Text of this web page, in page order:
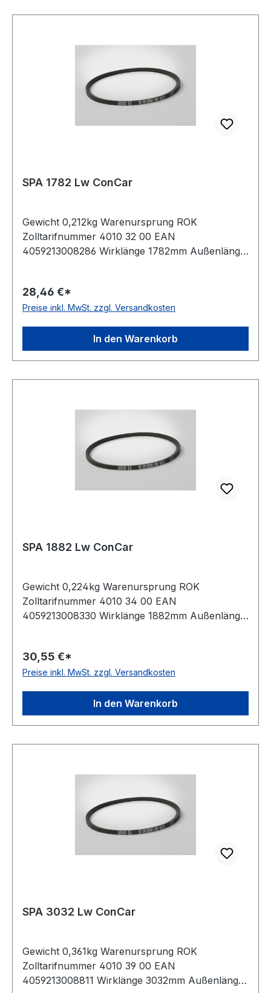
SPA 1782 Lw ConCar
Gewicht 0,212kg Warenursprung ROK
Zolltarifnummer 4010 32 00 EAN
4059213008286 Wirklänge 1782mm Außenlänge
Norm DIN 7753 Material Neoprene Zugstrang
Polyester Breite 12,7mm Höhe 10mm
28,46 €*
Preise inkl. MwSt. zzgl. Versandkosten
In den Warenkorb
SPA 1882 Lw ConCar
Gewicht 0,224kg Warenursprung ROK
Zolltarifnummer 4010 34 00 EAN
4059213008330 Wirklänge 1882mm Außenlänge
Norm DIN 7753 Material Neoprene Zugstrang
Polyester Breite 12,7mm Höhe 10mm
30,55 €*
Preise inkl. MwSt. zzgl. Versandkosten
In den Warenkorb
SPA 3032 Lw ConCar
Gewicht 0,361kg Warenursprung ROK
Zolltarifnummer 4010 39 00 EAN
4059213008811 Wirklänge 3032mm Außenlänge